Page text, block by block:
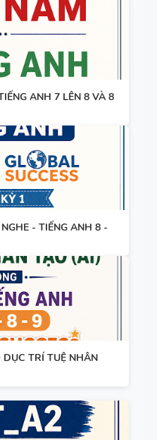
ANH 7 LÊN 8 VÀ 8
- TIẾNG ANH 8 -
TRÍ TUỆ NHÂN